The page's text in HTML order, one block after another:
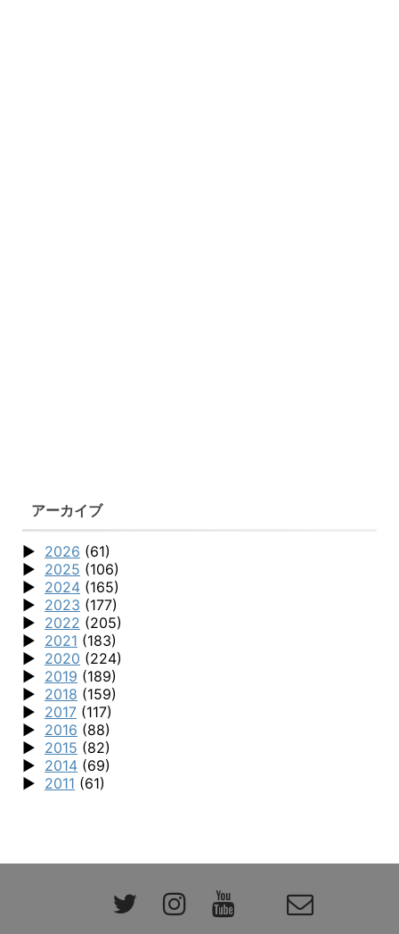
アーカイブ
2026 (61)
2025 (106)
2024 (165)
2023 (177)
2022 (205)
2021 (183)
2020 (224)
2019 (189)
2018 (159)
2017 (117)
2016 (88)
2015 (82)
2014 (69)
2011 (61)